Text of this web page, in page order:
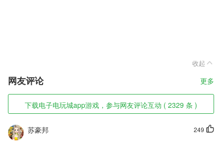
收起
网友评论 更多
下载电子电玩城app游戏，参与网友评论互动 ( 2329 条 )
249
苏豪邦